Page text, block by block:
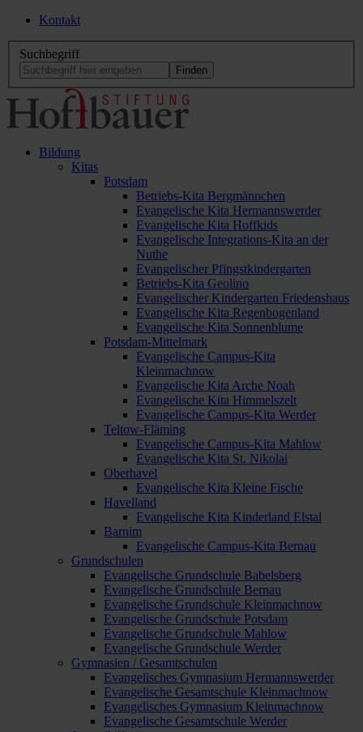
Kontakt
Suchbegriff
Bildung
Kitas
Potsdam
Betriebs-Kita Bergmännchen
Evangelische Kita Hermannswerder
Evangelische Kita Hoffkids
Evangelische Integrations-Kita an der
Nuthe
Evangelischer Pfingstkindergarten
Betriebs-Kita Geolino
Evangelischer Kindergarten Friedenshaus
Evangelische Kita Regenbogenland
Evangelische Kita Sonnenblume
Potsdam-Mittelmark
Evangelische Campus-Kita
Kleinmachnow
Evangelische Kita Arche Noah
Evangelische Kita Himmelszelt
Evangelische Campus-Kita Werder
Teltow-Fläming
Evangelische Campus-Kita Mahlow
Evangelische Kita St. Nikolai
Oberhavel
Evangelische Kita Kleine Fische
Havelland
Evangelische Kita Kinderland Elstal
Barnim
Evangelische Campus-Kita Bernau
Grundschulen
Evangelische Grundschule Babelsberg
Evangelische Grundschule Bernau
Evangelische Grundschule Kleinmachnow
Evangelische Grundschule Potsdam
Evangelische Grundschule Mahlow
Evangelische Grundschule Werder
Gymnasien / Gesamtschulen
Evangelisches Gymnasium Hermannswerder
Evangelische Gesamtschule Kleinmachnow
Evangelisches Gymnasium Kleinmachnow
Evangelische Gesamtschule Werder